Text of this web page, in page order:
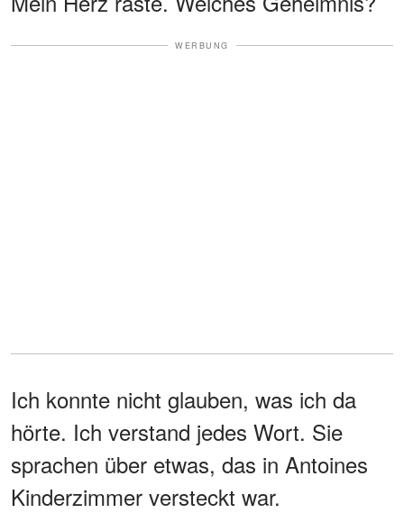
WERBUNG
Ich konnte nicht glauben, was ich da
hörte. Ich verstand jedes Wort. Sie
sprachen über etwas, das in Antoines
Kinderzimmer versteckt war.